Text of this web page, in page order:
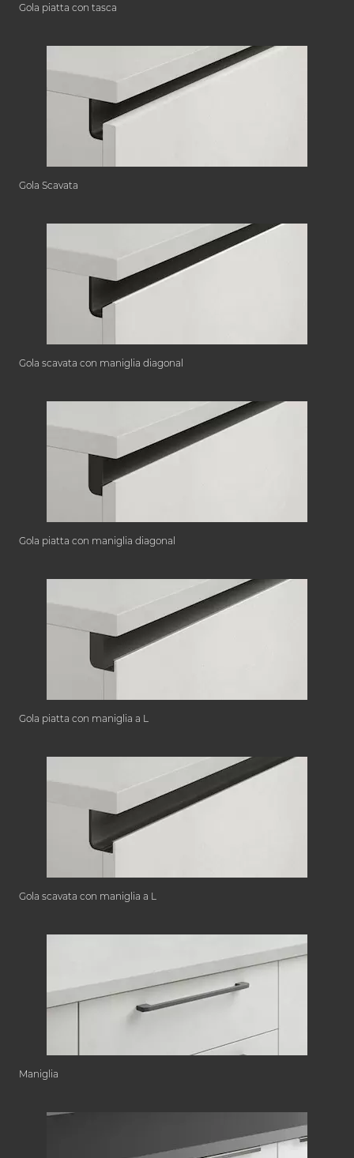
Gola piatta con tasca
Gola Scavata
Gola scavata con maniglia diagonal
Gola piatta con maniglia diagonal
Gola piatta con maniglia a L
Gola scavata con maniglia a L
Maniglia